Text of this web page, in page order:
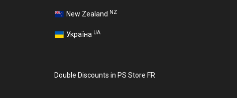
New Zealand NZ
Україна UA
Double Discounts in PS Store FR